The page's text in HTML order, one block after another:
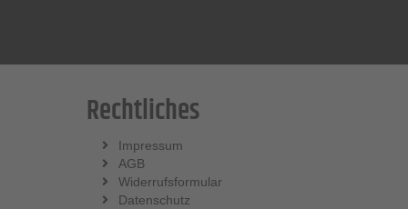
Rechtliches
Impressum
AGB
Widerrufsformular
Datenschutz